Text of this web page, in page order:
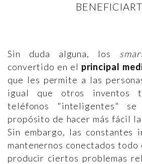
Sin duda alguna, los
convertido en el principal
que les permite a las
igual que otros inventos
teléfonos "inteligentes"
propósito de hacer más fácil
Sin embargo, las constantes
mantenernos conectados
producir ciertos problemas